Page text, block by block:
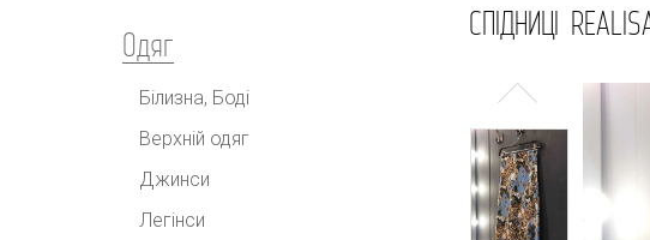
Одяг
Білизна, Боді
Верхній одяг
Джинси
Легінси
СПІДНИЦІ